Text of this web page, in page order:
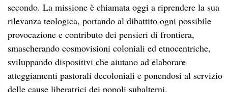
secondo. La missione è chiamata oggi a riprendere la sua
rilevanza teologica, portando al dibattito ogni possibile
provocazione e contributo dei pensieri di frontiera,
smascherando cosmovisioni coloniali ed etnocentriche,
sviluppando dispositivi che aiutano ad elaborare
atteggiamenti pastorali decoloniali e ponendosi al servizio
delle cause liberatrici dei popoli subalterni.